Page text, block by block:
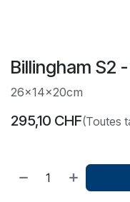
Billingham S2
26x14x20cm
295,10 CHF(Toutes